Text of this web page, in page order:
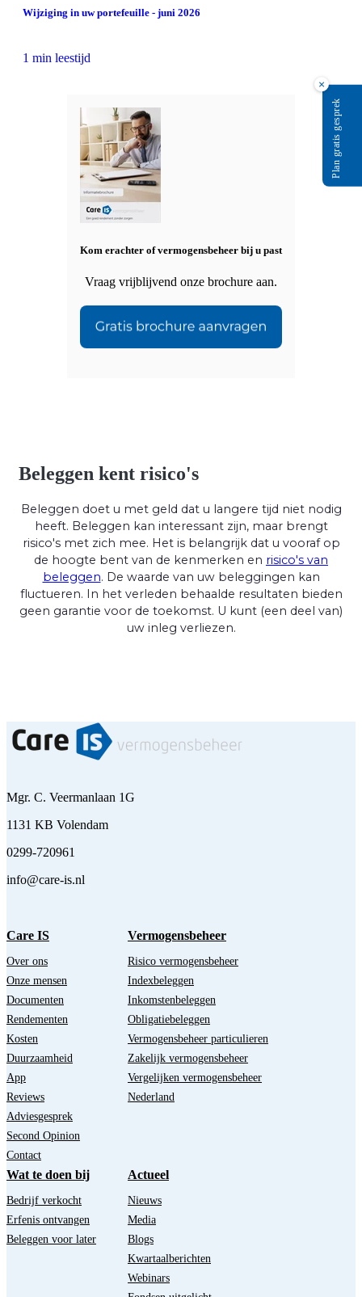
Wijziging in uw portefeuille - juni 2026
1 min leestijd
Kom erachter of vermogensbeheer bij u past
Vraag vrijblijvend onze brochure aan.
Beleggen kent risico's
Beleggen doet u met geld dat u langere tijd niet nodig
heeft. Beleggen kan interessant zijn, maar brengt
risico's met zich mee. Het is belangrijk dat u vooraf op
de hoogte bent van de kenmerken en risico's van
beleggen. De waarde van uw beleggingen kan
fluctueren. In het verleden behaalde resultaten bieden
geen garantie voor de toekomst. U kunt (een deel van)
uw inleg verliezen.
Mgr. C. Veermanlaan 1G
1131 KB Volendam
0299-720961
info@care-is.nl
Care IS
Over ons
Onze mensen
Documenten
Rendementen
Kosten
Duurzaamheid
App
Reviews
Adviesgesprek
Second Opinion
Contact
Vermogensbeheer
Risico vermogensbeheer
Indexbeleggen
Inkomstenbeleggen
Obligatiebeleggen
Vermogensbeheer particulieren
Zakelijk vermogensbeheer
Vergelijken vermogensbeheer
Nederland
Wat te doen bij
Bedrijf verkocht
Erfenis ontvangen
Beleggen voor later
Actueel
Nieuws
Media
Blogs
Kwartaalberichten
Webinars
×
Plan gratis gesprek